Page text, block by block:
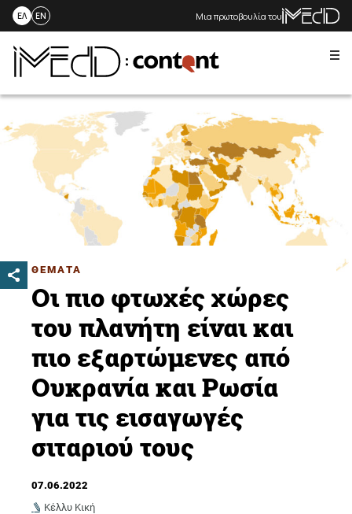
Skip
content
ΕΛ EN Μια πρωτοβουλία του
ΘΕΜΑΤΑ
Οι πιο φτωχές χώρες
του πλανήτη είναι και
πιο εξαρτώμενες από
Ουκρανία και Ρωσία
για τις εισαγωγές
σιταριού τους
07.06.2022
Κέλλυ Κική